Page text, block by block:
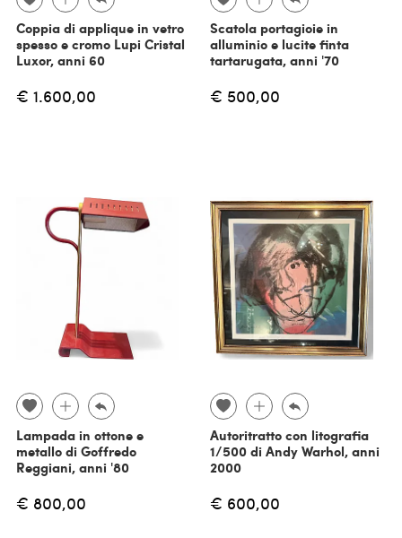
Coppia di applique in vetro
spesso e cromo Lupi Cristal
Luxor, anni 60
€ 1.600,00
Scatola portagioie in
alluminio e lucite finta
tartarugata, anni '70
€ 500,00
Lampada in ottone e
metallo di Goffredo
Reggiani, anni '80
€ 800,00
Autoritratto con litografia
1/500 di Andy Warhol, anni
2000
€ 600,00